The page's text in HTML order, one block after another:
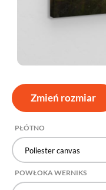
Zmień rozmiar
PŁÓTNO
Poliester canvas
POWŁOKA WERNIKS